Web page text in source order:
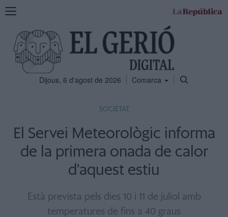
Mostra
navegació
Dijous, 6 d'agost de 2026 Comarca
SOCIETAT
El Servei Meteorològic informa
de la primera onada de calor
d'aquest estiu
Està prevista pels dies 10 i 11 de juliol amb
temperatures de fins a 40 graus